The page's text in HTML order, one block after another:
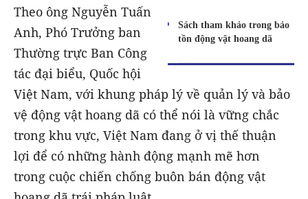
Sách tham khảo trong bảo
tồn động vật hoang dã
Theo ông Nguyễn Tuấn
Anh, Phó Trưởng ban
Thường trực Ban Công
tác đại biểu, Quốc hội
Việt Nam, với khung pháp lý về quản lý và bảo
vệ động vật hoang dã có thể nói là vững chắc
trong khu vực, Việt Nam đang ở vị thế thuận
lợi để có những hành động mạnh mẽ hơn
trong cuộc chiến chống buôn bán động vật